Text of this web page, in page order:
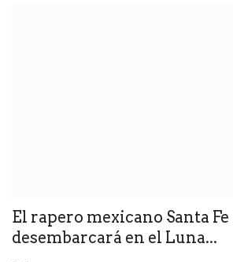
El rapero mexicano Santa
desembarcará en el Luna...